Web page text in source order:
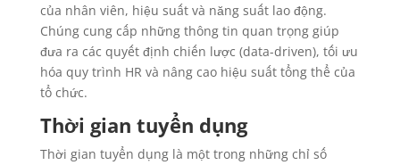
của nhân viên, hiệu suất và năng suất lao động.
Chúng cung cấp những thông tin quan trọng giúp
đưa ra các quyết định chiến lược (data-driven), tối ưu
hóa quy trình HR và nâng cao hiệu suất tổng thể của
tổ chức.
Thời gian tuyển dụng
Thời gian tuyển dụng là một trong những chỉ số